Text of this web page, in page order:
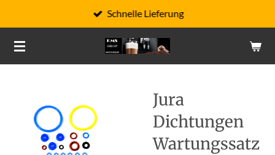
Hauptinhalt
springen
Schnelle Lieferung
Jura
Dichtungen
Wartungssatz